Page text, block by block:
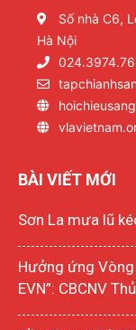
Số nhà C6,
Hà Nội
BÀI VIẾT MỚI
Sơn La mưa lũ
Hưởng ứng
EVN”: CBCNV